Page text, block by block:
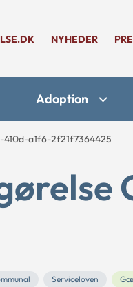
NYHEDER
Adoption
a1f6-2f21f7364425
Serviceloven